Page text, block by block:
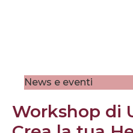
News e eventi
Workshop di